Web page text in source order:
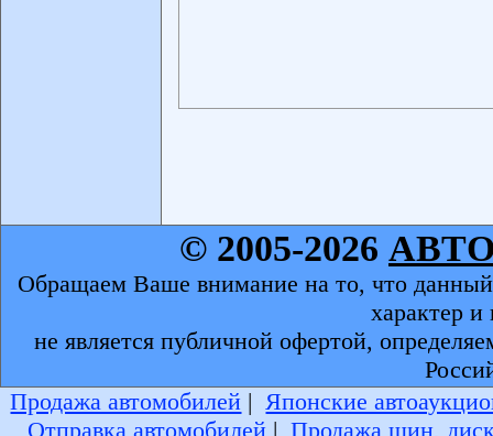
© 2005-2026
Обращаем Ваше внимание на то, что
характер
не является публичной офертой,
Продажа автомобилей | Японские
Отправка автомобилей |Продажа шин,